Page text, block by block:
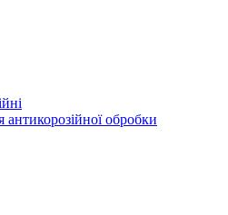
антикорозійної обробки